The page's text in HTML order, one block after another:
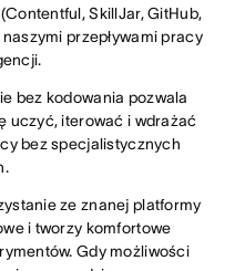
SkillJar, GitHub,
przepływami pracy
bez kodowania pozwala
uczyć, iterować i wdrażać
bez specjalistycznych
ze znanej platformy
i tworzy komfortowe
Gdy możliwości